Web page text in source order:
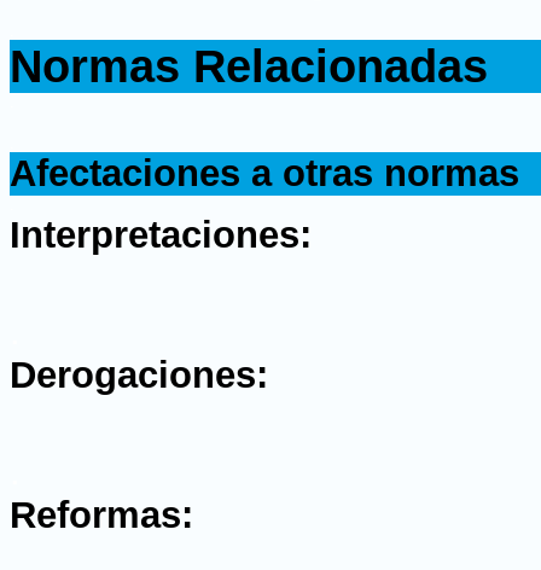
Normas Relacionadas
Afectaciones a otras normas
Interpretaciones:
Derogaciones:
Reformas: